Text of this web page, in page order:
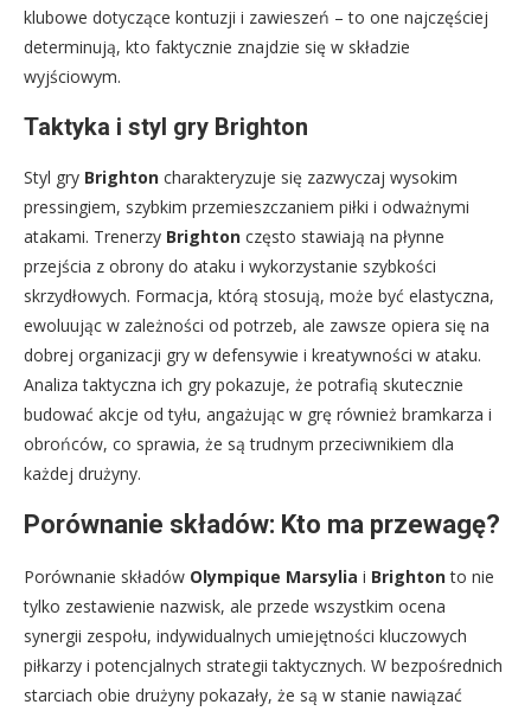
klubowe dotyczące kontuzji i zawieszeń – to one najczęściej
determinują, kto faktycznie znajdzie się w składzie
wyjściowym.
Taktyka i styl gry Brighton
Styl gry Brighton charakteryzuje się zazwyczaj wysokim
pressingiem, szybkim przemieszczaniem piłki i odważnymi
atakami. Trenerzy Brighton często stawiają na płynne
przejścia z obrony do ataku i wykorzystanie szybkości
skrzydłowych. Formacja, którą stosują, może być elastyczna,
ewoluując w zależności od potrzeb, ale zawsze opiera się na
dobrej organizacji gry w defensywie i kreatywności w ataku.
Analiza taktyczna ich gry pokazuje, że potrafią skutecznie
budować akcje od tyłu, angażując w grę również bramkarza i
obrońców, co sprawia, że są trudnym przeciwnikiem dla
każdej drużyny.
Porównanie składów: Kto ma przewagę?
Porównanie składów Olympique Marsylia i Brightonto nie
tylko zestawienie nazwisk, ale przede wszystkim ocena
synergii zespołu, indywidualnych umiejętności kluczowych
piłkarzy i potencjalnych strategii taktycznych. W bezpośrednich
starciach obie drużyny pokazały, że są w stanie nawiązać